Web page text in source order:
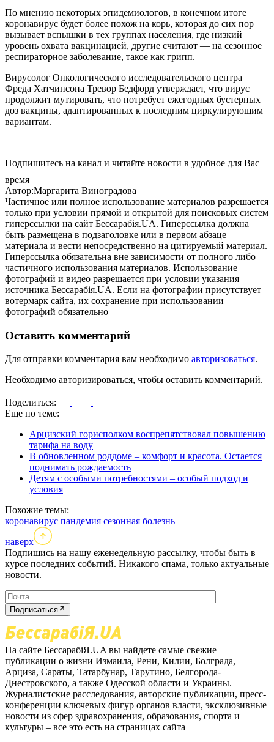
По мнению некоторых эпидемиологов, в конечном итоге
коронавирус будет более похож на корь, которая до сих пор
вызывает вспышки в тех группах населения, где низкий
уровень охвата вакцинацией, другие считают — на сезонное
респираторное заболевание, такое как грипп.
Вирусолог Онкологического исследовательского центра
Фреда Хатчинсона Тревор Бедфорд утверждает, что вирус
продолжит мутировать, что потребует ежегодных бустерных
доз вакцины, адаптированных к последним циркулирующим
вариантам.
Подпишитесь на канал и читайте новости в удобное для Вас
время
Автор:Маргарита Виноградова
Частичное или полное использование материалов разрешается
только при условии прямой и открытой для поисковых систем
гиперссылки на сайт Бессарабія.UA. Гиперссылка должна
быть размещена в подзаголовке или в первом абзаце
материала и вести непосредственно на цитируемый материал.
Гиперссылка обязательна вне зависимости от полного либо
частичного использования материалов. Использование
фотографий и видео разрешается при условии указания
источника Бессарабія.UA. Если на фотографии присутствует
вотермарк сайта, их сохранение при использовании
фотографий обязательно
Оставить комментарий
Для отправки комментария вам необходимо авторизоваться.
Необходимо авторизироваться, чтобы оставить комментарий.
Поделиться:
Еще по теме:
Арцизский горисполком воспрепятствовал повышению
тарифа на воду
В обновленном роддоме – комфорт и красота. Остается
поднимать рождаемость
Детям с особыми потребностями – особый подход и
условия
Похожие темы:
коронавирус пандемия сезонная болезнь
наверх
Подпишись на нашу еженедельную рассылку, чтобы быть в
курсе последних событий. Никакого спама, только актуальные
новости.
Подписаться
На сайте БессарабіЯ.UA вы найдете самые свежие
публикации о жизни Измаила, Рени, Килии, Болграда,
Арциза, Сараты, Татарбунар, Тарутино, Белгорода-
Днестровского, а также Одесской области и Украины.
Журналистские расследования, авторские публикации, пресс-
конференции ключевых фигур органов власти, эксклюзивные
новости из сфер здравохранения, образования, спорта и
культуры – все это есть на страницах сайта